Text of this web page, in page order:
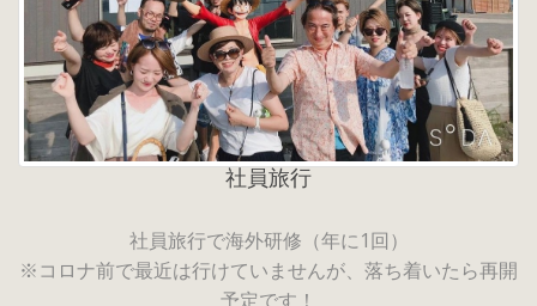
社員旅行
社員旅行で海外研修（年に1回）
※コロナ前で最近は行けていませんが、落ち着いたら再開
予定です！